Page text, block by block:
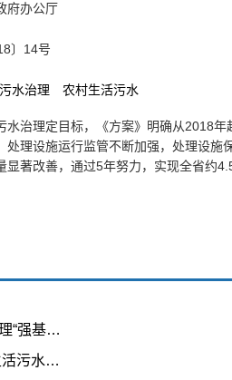
府办公厅
〕14号
污水治理 农村生活污水
水治理定目标，《方案》明确从2018
处理设施运行监管不断加强，处理设施
显著改善，通过5年努力，实现全省约
浙江省农村生活污水治理“强基增效双提标”行动方案（2021—2025年）
聊城市2020年度农村生活污水治理工作方案